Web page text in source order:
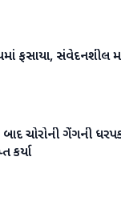
ફસાયા, સંવેદનશીલ
ચોરોની ગેંગની
કર્યા